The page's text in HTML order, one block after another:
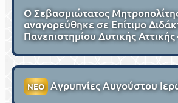
Ο Σεβασμιώτατος
αναγορεύθηκε σε Επίτιμο
Πανεπιστημίου Δυτικής
ΝΕΟ Αγρυπνίες Αυγούστου